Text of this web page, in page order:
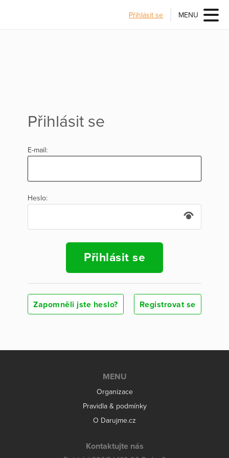
Přihlásit se MENU
Přihlásit se
E-mail:
Heslo:
Přihlásit se
Zapomněli jste heslo? Registrovat se
MENU
Organizace
Pravidla & podmínky
O Darujme.cz
Kontaktujte nás